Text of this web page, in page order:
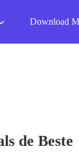
Download
de Beste